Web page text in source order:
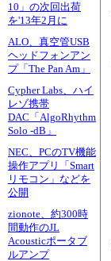
10」の次回出荷
を'13年2月に
ALO、真空管USB
ヘッドフォンアン
プ「The Pan Am」
Cypher Labs、ハイ
レゾ携帯
DAC「AlgoRhythm
Solo -dB」
NEC、PCのTV機能
操作アプリ「Smart
リモコン」などを
公開
zionote、約300時
間動作のJL
Acousticポータブ
ルアンプ